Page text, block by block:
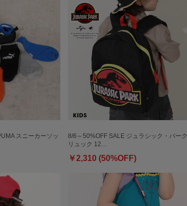
スニーカーソッ
8/6～50%OFF SALE ジュラシック・パーク
リュック 12…
￥2,310 (50%OFF)